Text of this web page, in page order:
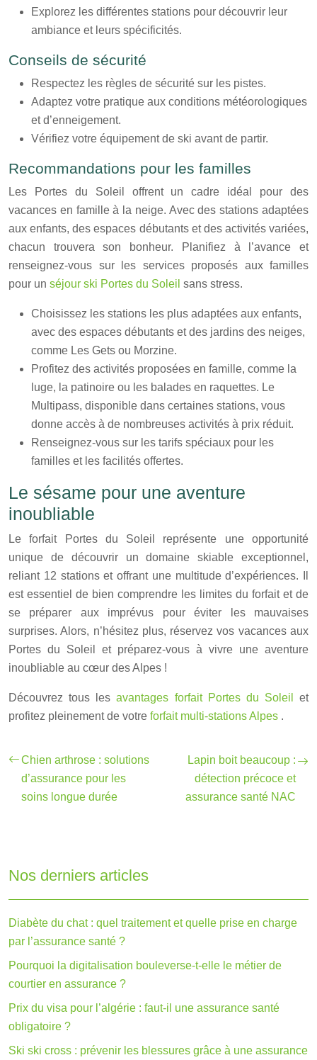
Explorez les différentes stations pour découvrir leur
ambiance et leurs spécificités.
Conseils de sécurité
Respectez les règles de sécurité sur les pistes.
Adaptez votre pratique aux conditions météorologiques
et d’enneigement.
Vérifiez votre équipement de ski avant de partir.
Recommandations pour les familles
Les Portes du Soleil offrent un cadre idéal pour des
vacances en famille à la neige. Avec des stations adaptées
aux enfants, des espaces débutants et des activités variées,
chacun trouvera son bonheur. Planifiez à l’avance et
renseignez-vous sur les services proposés aux familles
pour un séjour ski Portes du Soleil sans stress.
Choisissez les stations les plus adaptées aux enfants,
avec des espaces débutants et des jardins des neiges,
comme Les Gets ou Morzine.
Profitez des activités proposées en famille, comme la
luge, la patinoire ou les balades en raquettes. Le
Multipass, disponible dans certaines stations, vous
donne accès à de nombreuses activités à prix réduit.
Renseignez-vous sur les tarifs spéciaux pour les
familles et les facilités offertes.
Le sésame pour une aventure
inoubliable
Le forfait Portes du Soleil représente une opportunité
unique de découvrir un domaine skiable exceptionnel,
reliant 12 stations et offrant une multitude d’expériences. Il
est essentiel de bien comprendre les limites du forfait et de
se préparer aux imprévus pour éviter les mauvaises
surprises. Alors, n’hésitez plus, réservez vos vacances aux
Portes du Soleil et préparez-vous à vivre une aventure
inoubliable au cœur des Alpes !
Découvrez tous lesavantages forfait Portes du Soleil et
profitez pleinement de votre forfait multi-stations Alpes .
Chien arthrose : solutions
d’assurance pour les
soins longue durée
Lapin boit beaucoup :
détection précoce et
assurance santé NAC
Nos derniers articles
Diabète du chat : quel traitement et quelle prise en charge
par l’assurance santé ?
Pourquoi la digitalisation bouleverse-t-elle le métier de
courtier en assurance ?
Prix du visa pour l’algérie : faut-il une assurance santé
obligatoire ?
Ski ski cross : prévenir les blessures grâce à une assurance